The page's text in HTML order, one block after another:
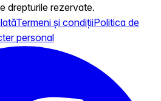
drepturile rezervate.
Termeni și condițiiPolitica de
personal